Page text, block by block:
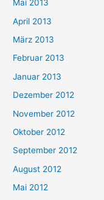
Mai 2013
April 2013
März 2013
Februar 2013
Januar 2013
Dezember 2012
November 2012
Oktober 2012
September 2012
August 2012
Mai 2012